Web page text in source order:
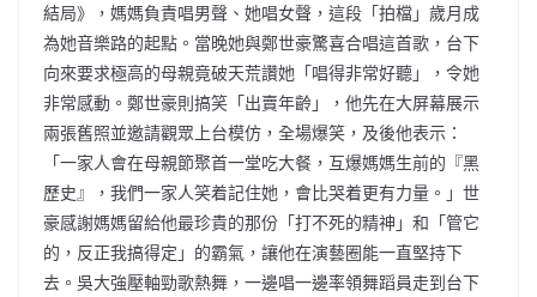
結局》，媽媽負責唱男聲、她唱女聲，這段「拍檔」歲月成
為她音樂路的起點。當晚她與鄭世豪驚喜合唱這首歌，台下
向來要求極高的母親竟破天荒讚她「唱得非常好聽」，令她
非常感動。鄭世豪則搞笑「出賣年齡」，他先在大屏幕展示
兩張舊照並邀請觀眾上台模仿，全場爆笑，及後他表示：
「一家人會在母親節聚首一堂吃大餐，互爆媽媽生前的『黑
歷史』，我們一家人笑着記住她，會比哭着更有力量。」世
豪感謝媽媽留給他最珍貴的那份「打不死的精神」和「管它
的，反正我搞得定」的霸氣，讓他在演藝圈能一直堅持下
去。吳大強壓軸勁歌熱舞，一邊唱一邊率領舞蹈員走到台下